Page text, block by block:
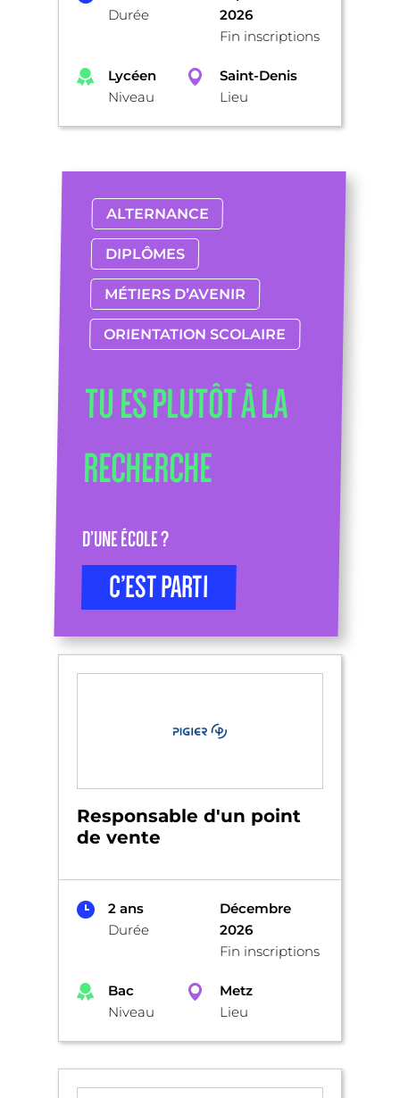
Durée
2026
Fin inscriptions
Lycéen
Niveau
Saint-Denis
Lieu
ALTERNANCE
DIPLÔMES
MÉTIERS D’AVENIR
ORIENTATION SCOLAIRE
TU ES PLUTÔT À LA
RECHERCHE
D’UNE ÉCOLE ?
C’EST PARTI
Responsable d'un point
de vente
2 ans
Durée
Décembre
2026
Fin inscriptions
Bac
Niveau
Metz
Lieu